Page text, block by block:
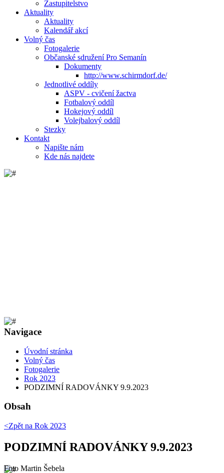
Zastupitelstvo
Aktuality
Aktuality
Kalendář akcí
Volný čas
Fotogalerie
Občanské sdružení Pro Semanín
Dokumenty
http://www.schirmdorf.de/
Jednotlivé oddíly
ASPV - cvičení žactva
Fotbalový oddíl
Hokejový oddíl
Volejbalový oddíl
Stezky
Kontakt
Napište nám
Kde nás najdete
Navigace
Úvodní stránka
Volný čas
Fotogalerie
Rok 2023
PODZIMNÍ RADOVÁNKY 9.9.2023
Obsah
<Zpět na Rok 2023
PODZIMNÍ RADOVÁNKY 9.9.2023
Foto Martin Šebela